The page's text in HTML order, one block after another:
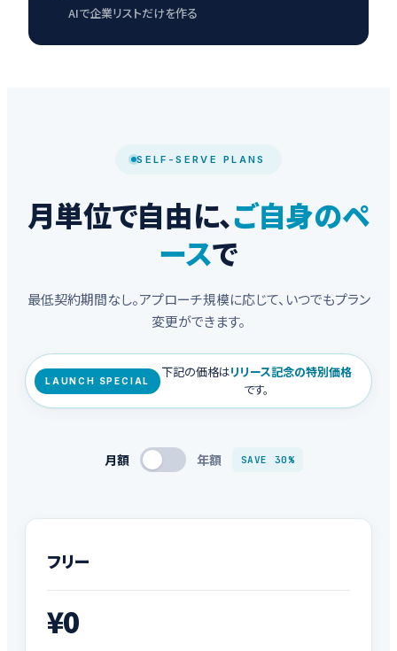
AIで企業リストだけを作る
SELF-SERVE PLANS
月単位で自由に、ご自身のペ
ースで
最低契約期間なし。アプローチ規模に応じて、いつでもプラン
変更ができます。
LAUNCH SPECIAL
下記の価格はリリース記念の特別価格
です。
月額 年額 SAVE 30%
フリー
¥0